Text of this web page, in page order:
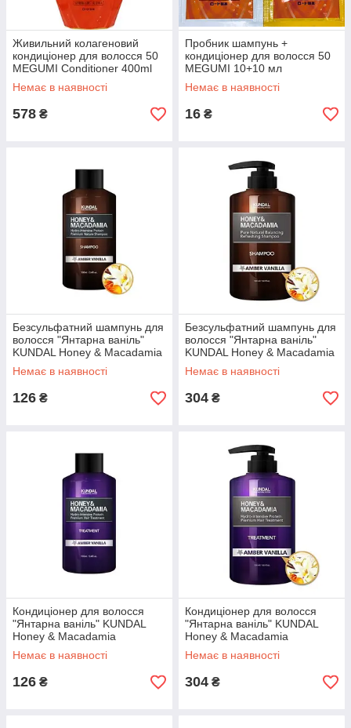
Живильний колагеновий
кондиціонер для волосся 50
MEGUMI Conditioner 400ml
Немає в наявності
578 ₴
Пробник шампунь +
кондиціонер для волосся 50
MEGUMI 10+10 мл
Немає в наявності
16 ₴
Безсульфатний шампунь для
волосся "Янтарна ваніль"
KUNDAL Honey & Macadamia
Amber Vanilla Shampoo 100ml
Немає в наявності
126 ₴
Безсульфатний шампунь для
волосся "Янтарна ваніль"
KUNDAL Honey & Macadamia
Amber Vanilla Shampoo 500ml
Немає в наявності
304 ₴
Кондиціонер для волосся
"Янтарна ваніль" KUNDAL
Honey & Macadamia
Treatment Amber Vanilla
100ml
Немає в наявності
126 ₴
Кондиціонер для волосся
"Янтарна ваніль" KUNDAL
Honey & Macadamia
Treatment Amber Vanilla
500ml
Немає в наявності
304 ₴